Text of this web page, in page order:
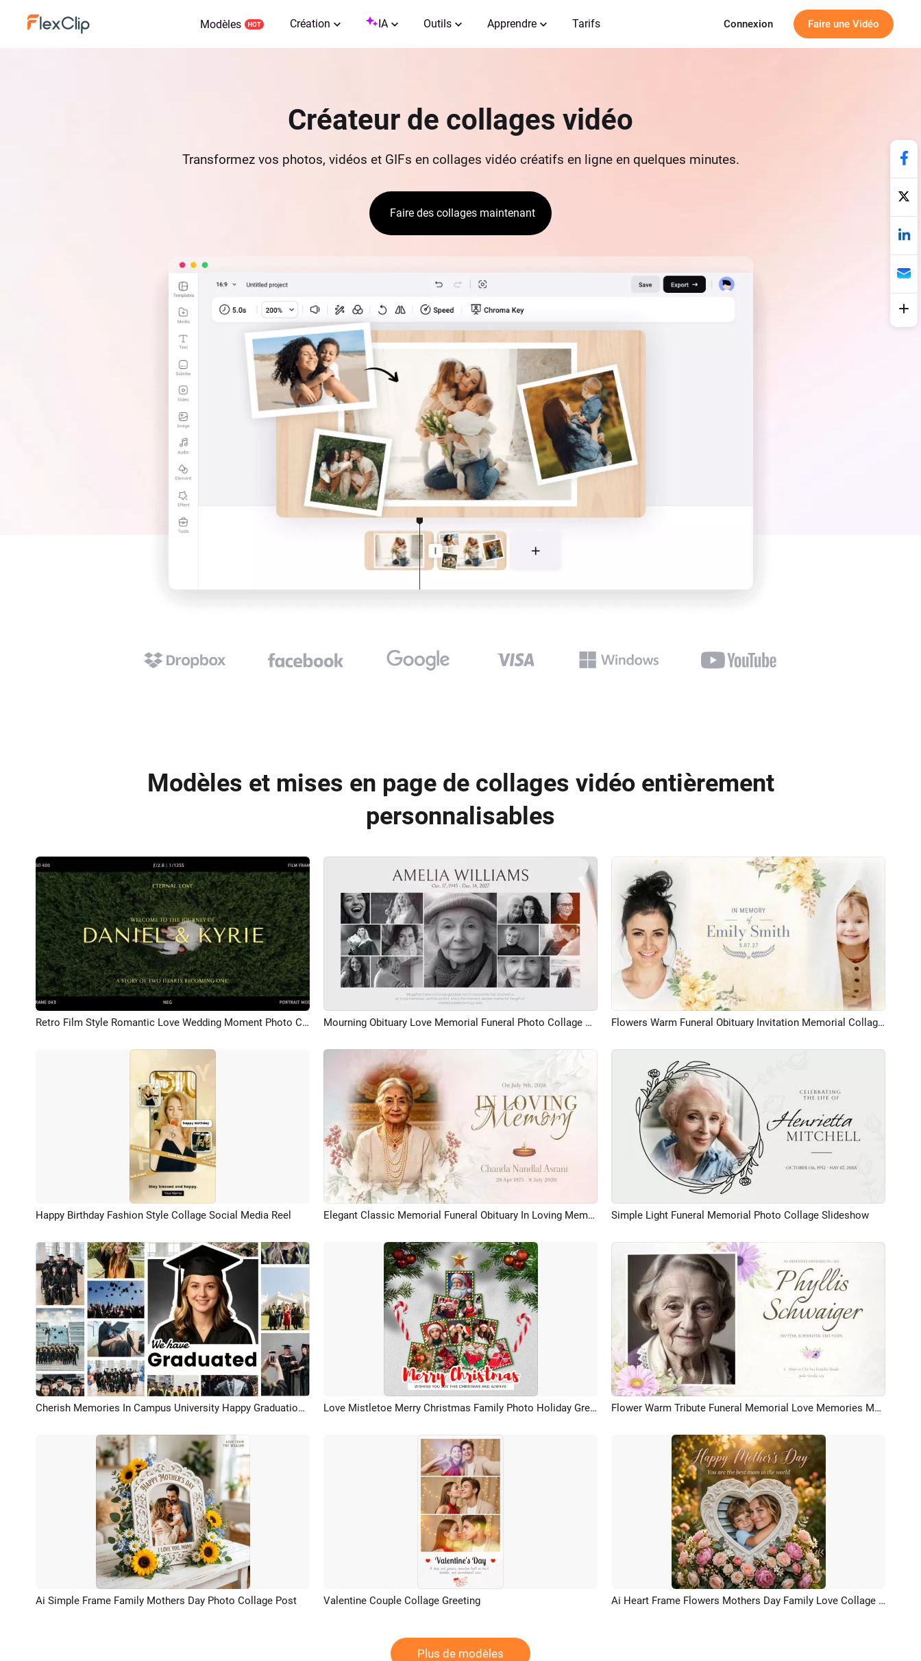
Modèles Création IA Outils Apprendre Tarifs Connexion Faire une Vidéo
Créateur de collages vidéo
Transformez vos photos, vidéos et GIFs en collages vidéo créatifs en ligne en quelques minutes.
Faire des collages maintenant
Modèles et mises en page de collages vidéo entièrement
personnalisables
Retro Film Style Romantic Love Wedding Moment Photo Collage Slideshow Mourning Obituary Love Memorial Funeral Photo Collage Memory Slideshow Flowers Warm Funeral Obituary Invitation Memorial Collage Slideshow
Happy Birthday Fashion Style Collage Social Media Reel Elegant Classic Memorial Funeral Obituary In Loving Memory Photo Collage Slideshow Simple Light Funeral Memorial Photo Collage Slideshow
Cherish Memories In Campus University Happy Graduation Photo Collage Slideshow Love Mistletoe Merry Christmas Family Photo Holiday Greeting Collage Instagram Post Flower Warm Tribute Funeral Memorial Love Memories Moment Collage Photo Slideshow
Ai Simple Frame Family Mothers Day Photo Collage Post Valentine Couple Collage Greeting Ai Heart Frame Flowers Mothers Day Family Love Collage Post
Plus de modèles